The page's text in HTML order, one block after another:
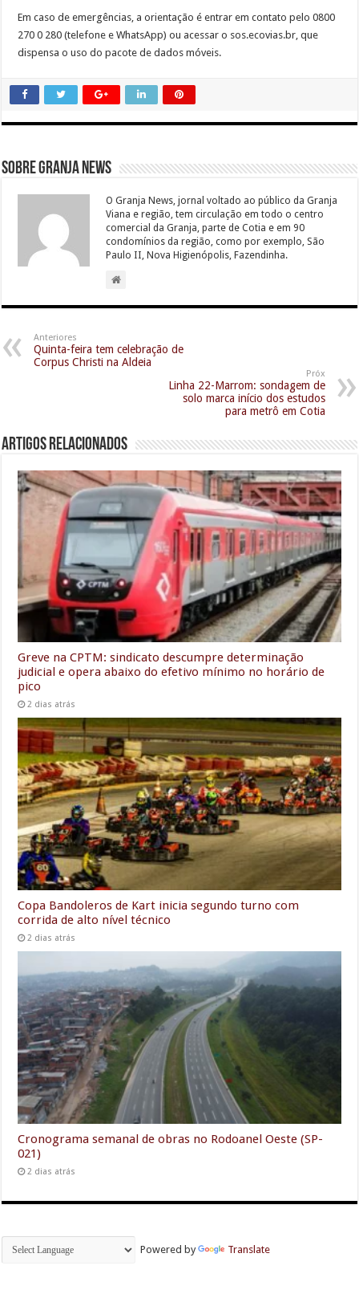
Em caso de emergências, a orientação é entrar em contato pelo 0800
270 0 280 (telefone e WhatsApp) ou acessar o sos.ecovias.br, que
dispensa o uso do pacote de dados móveis.
Sobre Granja News
O Granja News, jornal voltado ao público da Granja
Viana e região, tem circulação em todo o centro
comercial da Granja, parte de Cotia e em 90
condomínios da região, como por exemplo, São
Paulo II, Nova Higienópolis, Fazendinha.
Anteriores
Quinta-feira tem celebração de
Corpus Christi na Aldeia
Próx
Linha 22-Marrom: sondagem de
solo marca início dos estudos
para metrô em Cotia
Artigos relacionados
Greve na CPTM: sindicato descumpre determinação
judicial e opera abaixo do efetivo mínimo no horário de
pico
2 dias atrás
Copa Bandoleros de Kart inicia segundo turno com
corrida de alto nível técnico
2 dias atrás
Cronograma semanal de obras no Rodoanel Oeste (SP-
021)
2 dias atrás
Powered by Translate